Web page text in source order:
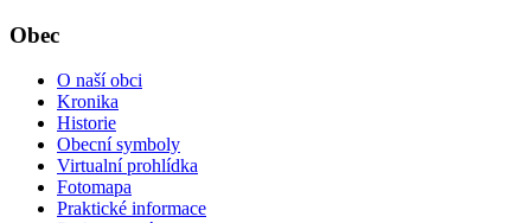
Obec
O naší obci
Kronika
Historie
Obecní symboly
Virtualní prohlídka
Fotomapa
Praktické informace